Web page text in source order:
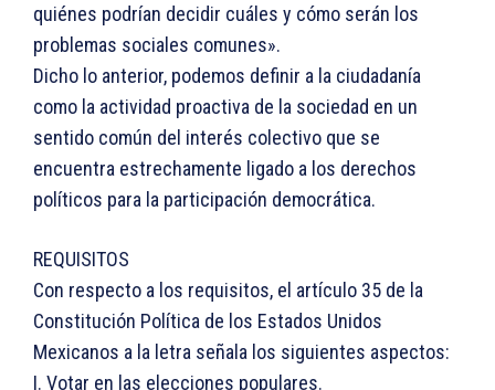
quiénes podrían decidir cuáles y cómo serán los
problemas sociales comunes».
Dicho lo anterior, podemos definir a la ciudadanía
como la actividad proactiva de la sociedad en un
sentido común del interés colectivo que se
encuentra estrechamente ligado a los derechos
políticos para la participación democrática.
REQUISITOS
Con respecto a los requisitos, el artículo 35 de la
Constitución Política de los Estados Unidos
Mexicanos a la letra señala los siguientes aspectos:
I. Votar en las elecciones populares.